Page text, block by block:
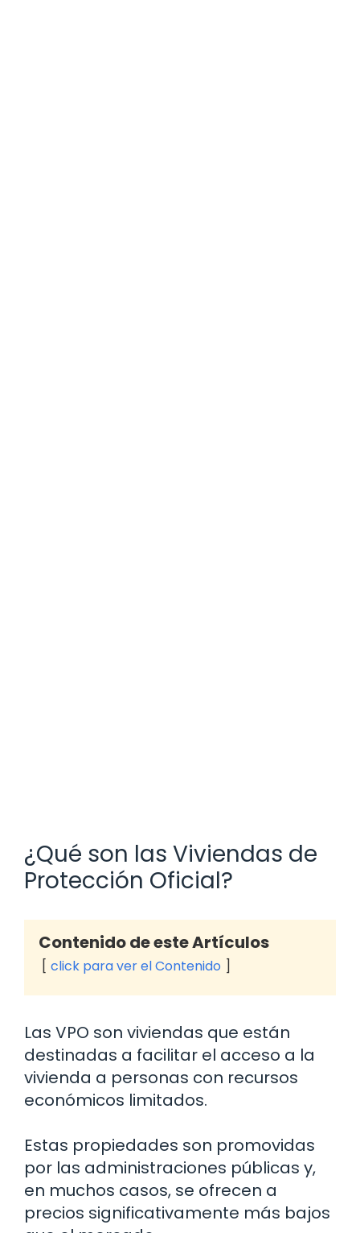
¿Qué son las Viviendas de
Protección Oficial?
Contenido de este Artículos
click para ver el Contenido
Las VPO son viviendas que están
destinadas a facilitar el acceso a la
vivienda a personas con recursos
económicos limitados.
Estas propiedades son promovidas
por las administraciones públicas y,
en muchos casos, se ofrecen a
precios significativamente más bajos